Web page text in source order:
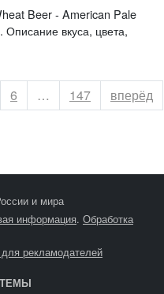
Beer - American Pale
вкуса, цвета,
Страница
6 … Страница
147 вперёд
и мира
информация. Обработка
рекламодателей
ТЕМЫ